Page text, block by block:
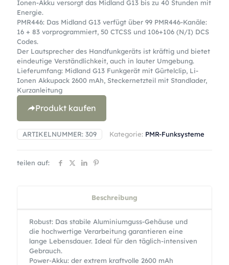
Ionen-Akku versorgt das Midland G13 bis zu 40 Stunden mit
Energie.
PMR446: Das Midland G13 verfügt über 99 PMR446-Kanäle:
16 + 83 vorprogrammiert, 50 CTCSS und 106+106 (N/I) DCS
Codes.
Der Lautsprecher des Handfunkgeräts ist kräftig und bietet
eindeutige Verständlichkeit, auch in lauter Umgebung.
Lieferumfang: Midland G13 Funkgerät mit Gürtelclip, Li-
Ionen Akkupack 2600 mAh, Steckernetzteil mit Standlader,
Kurzanleitung
Produkt kaufen
ARTIKELNUMMER: 309 Kategorie: PMR-Funksysteme
teilen auf:
Beschreibung
Robust: Das stabile Aluminiumguss-Gehäuse und
die hochwertige Verarbeitung garantieren eine
lange Lebensdauer. Ideal für den täglich-intensiven
Gebrauch.
Power-Akku: der extrem kraftvolle 2600 mAh